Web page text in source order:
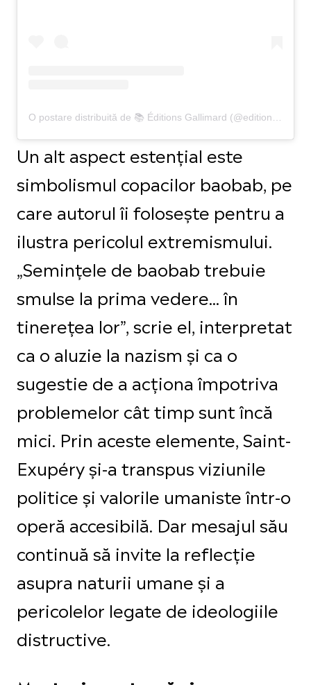
Un alt aspect estențial este
simbolismul copacilor baobab, pe
care autorul îi folosește pentru a
ilustra pericolul extremismului.
„Semințele de baobab trebuie
smulse la prima vedere... în
tinerețea lor”, scrie el, interpretat
ca o aluzie la nazism și ca o
sugestie de a acționa împotriva
problemelor cât timp sunt încă
mici. Prin aceste elemente, Saint-
Exupéry și-a transpus viziunile
politice și valorile umaniste într-o
operă accesibilă. Dar mesajul său
continuă să invite la reflecție
asupra naturii umane și a
pericolelor legate de ideologiile
distructive.